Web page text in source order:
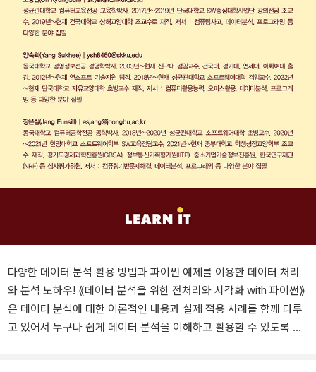
다양한 데이터 분석 활용 방법과 파이썬 예제를 이용한 데이터 처리
와 분석 노하우! ⟪데이터 분석을 위한 전처리와 시각화 with 파이썬⟫
은 데이터 분석에 대한 이론적인 내용과 실제 적용 사례를 함께 다루
고 있어서 누구나 쉽게 데이터 분석을 이해하고 활용할 수 있도록 구